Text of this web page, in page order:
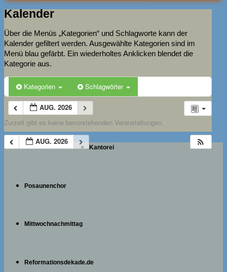
Kalender
Über die Menüs „Kategorien“ und Schlagworte kann der
Kalender gefiltert werden. Ausgewählte Kategorien sind im
Menü blau gefärbt. Ein wiederholtes Anklicken blendet die
Kategorie aus.
Kategorien Schlagwörter
AUG. 2026
Zurzeit gibt es keine bevorstehenden Veranstaltungen.
AUG. 2026
Kantorei
Posaunenchor
Mittwochnachmittag
Reformationsdekade.de